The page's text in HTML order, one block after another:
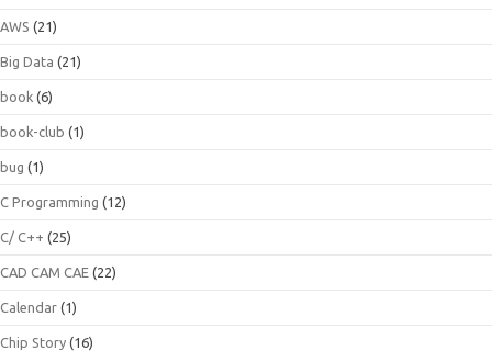
AWS (21)
Big Data (21)
book (6)
book-club (1)
bug (1)
C Programming (12)
C/ C++ (25)
CAD CAM CAE (22)
Calendar (1)
Chip Story (16)